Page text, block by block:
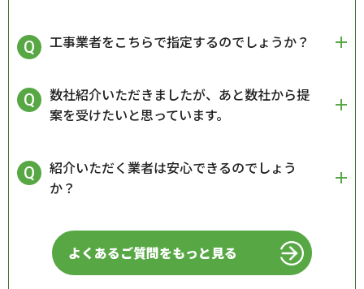
工事業者をこちらで指定するのでしょうか？
数社紹介いただきましたが、あと数社から提
案を受けたいと思っています。
紹介いただく業者は安心できるのでしょう
か？
よくあるご質問をもっと見る